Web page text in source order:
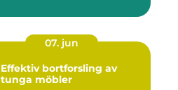
07. jun
Effektiv bortforsling av
tunga möbler